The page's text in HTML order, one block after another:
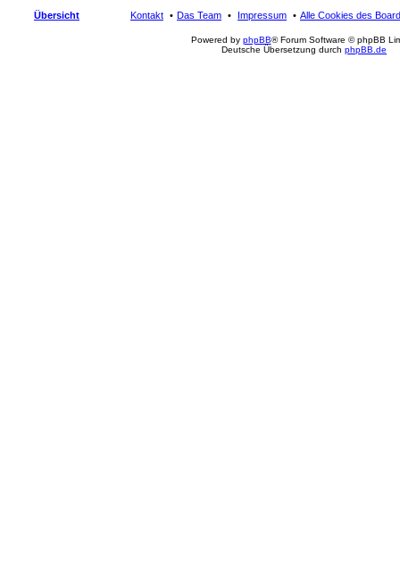
Übersicht Alle Cookies des
Impressum
Das Team
Kontakt
Powered by phpBB® Forum Software © phpBB
Deutsche Übersetzung durch phpBB.de